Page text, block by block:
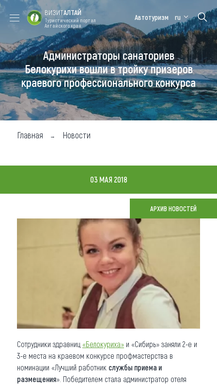
Форум VISIT
ALTAI
Цветение
маральника
Медицинский
форум
Алтайская
зимовка
Туры
Где побывать
Чем заняться
Карта
Что привезти (сувениры)
Коллекция впечатлений
Другие рубрики
ВИЗИТАЛТАЙ
Туристический портал
Алтайского края
Автотуризм ru
Администраторы санаториев
Белокурихи вошли в тройку призеров
краевого профессионального конкурса
Главная Новости
03 МАЯ 2018
АРХИВ НОВОСТЕЙ
Сотрудники здравниц «Белокуриха» и «Сибирь» заняли 2-е и
3-е места на краевом конкурсе профмастерства в
номинации «Лучший работник службы приема и
размещения». Победителем стала администратор отеля